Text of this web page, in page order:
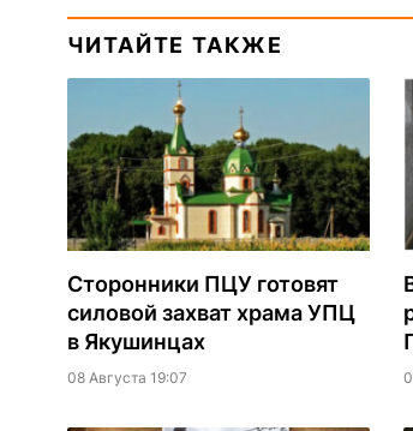
ЧИТАЙТЕ ТАКЖЕ
Сторонники ПЦУ готовят
силовой захват храма УПЦ
в Якушинцах
08 Августа 19:07